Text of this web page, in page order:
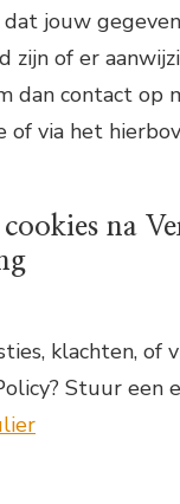
jouw
zijn of er
dan contact op
of via het
na
klachten, of
Stuur een